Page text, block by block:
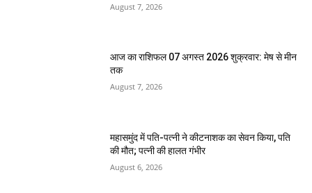
August 7, 2026
आज का राशिफल 07 अगस्त 2026 शुक्रवार: मेष से मीन
तक
August 7, 2026
महासमुंद में पति-पत्नी ने कीटनाशक का सेवन किया, पति
की मौत; पत्नी की हालत गंभीर
August 6, 2026